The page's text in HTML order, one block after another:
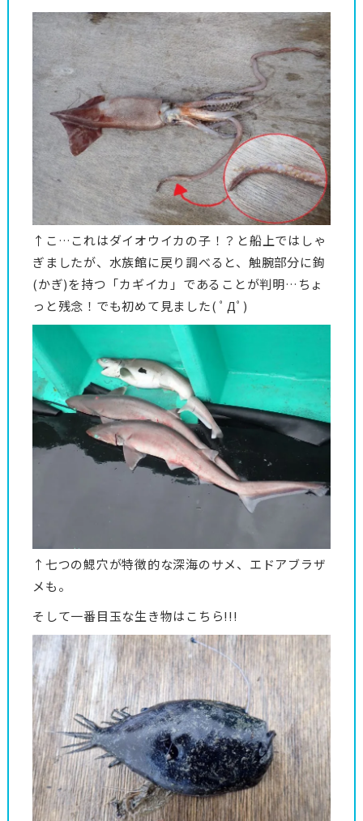
↑こ…これはダイオウイカの子！？と船上ではしゃ
ぎましたが、水族館に戻り調べると、触腕部分に鉤
(かぎ)を持つ「カギイカ」であることが判明…ちょ
っと残念！でも初めて見ました( ﾟДﾟ)
↑七つの鰓穴が特徴的な深海のサメ、エドアブラザ
メも。
そして一番目玉な生き物はこちら!!!